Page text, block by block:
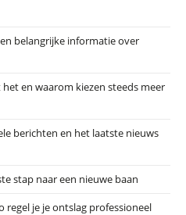
belangrijke informatie over
en waarom kiezen steeds meer
berichten en het laatste nieuws
stap naar een nieuwe baan
regel je je ontslag professioneel